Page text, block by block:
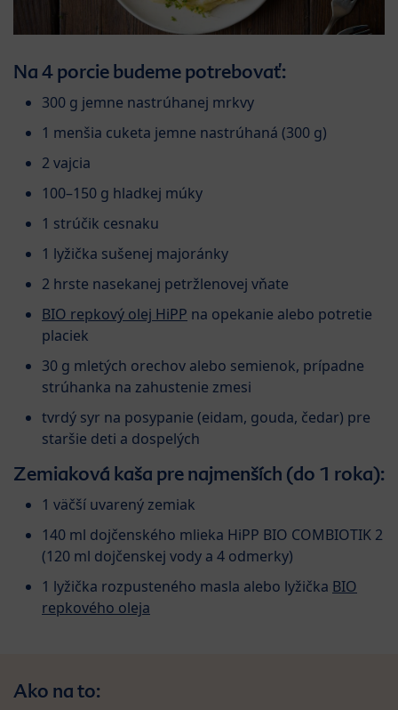
Na 4 porcie budeme potrebovať:
300 g jemne nastrúhanej mrkvy
1 menšia cuketa jemne nastrúhaná (300 g)
2 vajcia
100–150 g hladkej múky
1 strúčik cesnaku
1 lyžička sušenej majoránky
2 hrste nasekanej petržlenovej vňate
BIO repkový olej HiPP na opekanie alebo potretie
placiek
30 g mletých orechov alebo semienok, prípadne
strúhanka na zahustenie zmesi
tvrdý syr na posypanie (eidam, gouda, čedar) pre
staršie deti a dospelých
Zemiaková kaša pre najmenších (do 1 roka):
1 väčší uvarený zemiak
140 ml dojčenského mlieka HiPP BIO COMBIOTIK 2
(120 ml dojčenskej vody a 4 odmerky)
1 lyžička rozpusteného masla alebo lyžička BIO
repkového oleja
Ako na to: